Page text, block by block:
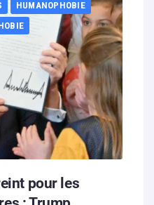
HUMANOPHOBIE
pour les